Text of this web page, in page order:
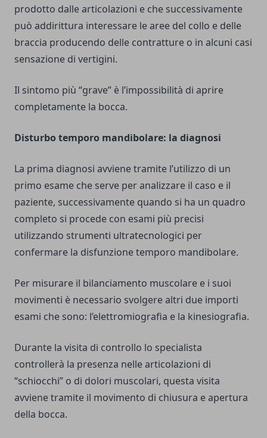
prodotto dalle articolazioni e che successivamente
può addirittura interessare le aree del collo e delle
braccia producendo delle contratture o in alcuni casi
sensazione di vertigini.
Il sintomo più “grave” è l’impossibilità di aprire
completamente la bocca.
Disturbo temporo mandibolare: la diagnosi
La prima diagnosi avviene tramite l’utilizzo di un
primo esame che serve per analizzare il caso e il
paziente, successivamente quando si ha un quadro
completo si procede con esami più precisi
utilizzando strumenti ultratecnologici per
confermare la disfunzione temporo mandibolare.
Per misurare il bilanciamento muscolare e i suoi
movimenti è necessario svolgere altri due importi
esami che sono: l’elettromiografia e la kinesiografia.
Durante la visita di controllo lo specialista
controllerà la presenza nelle articolazioni di
“schiocchi” o di dolori muscolari, questa visita
avviene tramite il movimento di chiusura e apertura
della bocca.